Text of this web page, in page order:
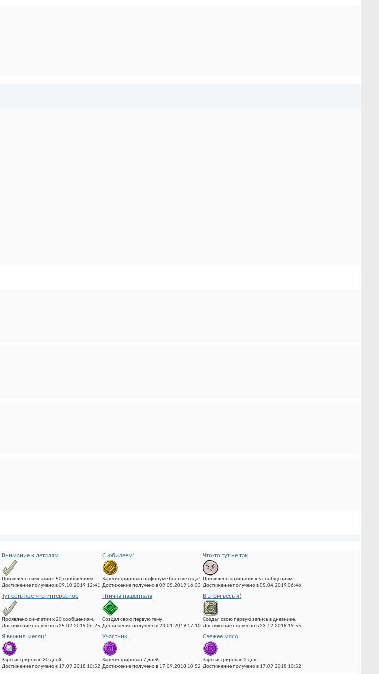
Внимание к деталям
Проявлено симпатии к 50 сообщениям.
Достижение получено в 09.10.2019 12:41
С юбилеем!
Зарегистрирован на форуме больше года!
Достижение получено в 09.05.2019 16:03
Что-то тут не так
Проявлено антипатии к 5 сообщениям.
Достижение получено в 05.04.2019 06:46
Тут есть кое-что интересное
Проявлено симпатии к 20 сообщениям.
Достижение получено в 25.02.2019 06:25
Птичка нашептала
Создал свою первую тему.
Достижение получено в 23.01.2019 17:10
В этом весь я!
Создал свою первую запись в дневнике.
Достижение получено в 23.12.2018 19:55
Я выжил месяц!
Зарегистрирован 30 дней.
Достижение получено в 17.09.2018 10:52
Участник
Зарегистрирован 7 дней.
Достижение получено в 17.09.2018 10:52
Свежее мясо
Зарегистрирован 2 дня.
Достижение получено в 17.09.2018 10:52